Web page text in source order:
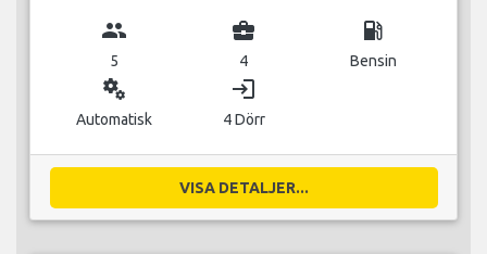
group
5
business_center
4
local_gas_station
Bensin
miscellaneous_services
Automatisk
login
4 Dörr
VISA DETALJER...